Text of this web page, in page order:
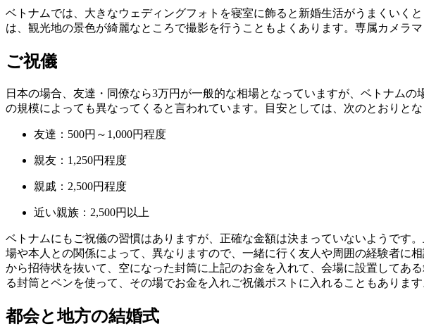
ベトナムでは、大きなウェディングフォトを寝室に飾ると新婚生活がうまくいく
は、観光地の景色が綺麗なところで撮影を行うこともよくあります。専属カメラ
ご祝儀
日本の場合、友達・同僚なら3万円が一般的な相場となっていますが、ベトナム
の規模によっても異なってくると言われています。目安としては、次のとおりとな
友達：500円～1,000円程度
親友：1,250円程度
親戚：2,500円程度
近い親族：2,500円以上
ベトナムにもご祝儀の習慣はありますが、正確な金額は決まっていないようです
場や本人との関係によって、異なりますので、一緒に行く友人や周囲の経験者に
から招待状を抜いて、空になった封筒に上記のお金を入れて、会場に設置してあ
る封筒とペンを使って、その場でお金を入れご祝儀ポストに入れることもあります
都会と地方の結婚式